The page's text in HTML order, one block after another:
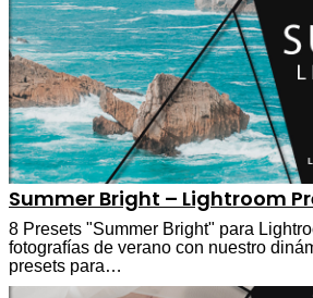
Summer Bright – Lightroom
8 Presets "Summer Bright" para
fotografías de verano con nuestro
presets para…